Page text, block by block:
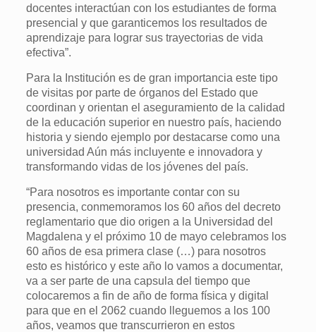
docentes interactúan con los estudiantes de forma
presencial y que garanticemos los resultados de
aprendizaje para lograr sus trayectorias de vida
efectiva”.
Para la Institución es de gran importancia este tipo
de visitas por parte de órganos del Estado que
coordinan y orientan el aseguramiento de la calidad
de la educación superior en nuestro país, haciendo
historia y siendo ejemplo por destacarse como una
universidad Aún más incluyente e innovadora y
transformando vidas de los jóvenes del país.
“Para nosotros es importante contar con su
presencia, conmemoramos los 60 años del decreto
reglamentario que dio origen a la Universidad del
Magdalena y el próximo 10 de mayo celebramos los
60 años de esa primera clase (…) para nosotros
esto es histórico y este año lo vamos a documentar,
va a ser parte de una capsula del tiempo que
colocaremos a fin de año de forma física y digital
para que en el 2062 cuando lleguemos a los 100
años, veamos que transcurrieron en estos